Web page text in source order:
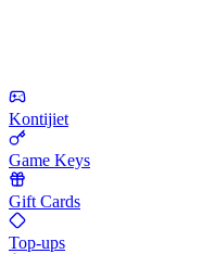
Kontijiet
Game Keys
Gift Cards
Top-ups